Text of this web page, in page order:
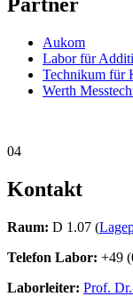
Aukom
Labor für
Technikum für
Werth
04
Kontakt
Raum: D 1.07 (
Telefon Labor: +49
Laborleiter: Prof.